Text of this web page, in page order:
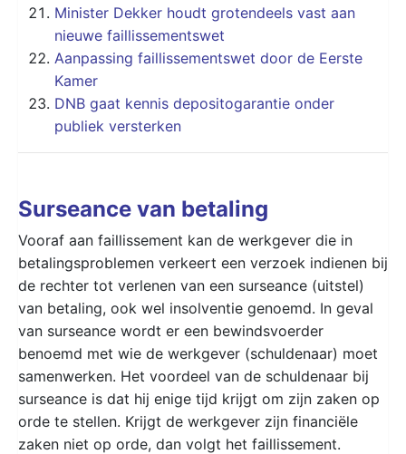
Minister Dekker houdt grotendeels vast aan
nieuwe faillissementswet
Aanpassing faillissementswet door de Eerste
Kamer
DNB gaat kennis depositogarantie onder
publiek versterken
Surseance van betaling
Vooraf aan faillissement kan de werkgever die in
betalingsproblemen verkeert een verzoek indienen bij
de rechter tot verlenen van een surseance (uitstel)
van betaling, ook wel insolventie genoemd. In geval
van surseance wordt er een bewindsvoerder
benoemd met wie de werkgever (schuldenaar) moet
samenwerken. Het voordeel van de schuldenaar bij
surseance is dat hij enige tijd krijgt om zijn zaken op
orde te stellen. Krijgt de werkgever zijn financiële
zaken niet op orde, dan volgt het faillissement.